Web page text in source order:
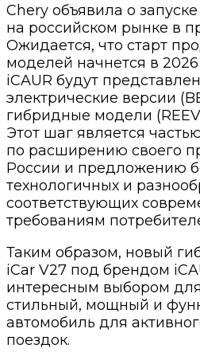
Chery объявила о
на российском рынке в
Ожидается, что старт
моделей начнется в
iCAUR будут
электрические версии
гибридные модели
Этот шаг является
по расширению своего
России и предложению
технологичных и
соответствующих
требованиям
Таким образом, новый
iCar V27 под брендом
интересным выбором
стильный, мощный и
автомобиль для
поездок.